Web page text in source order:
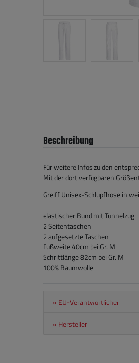
Beschreibung
Für weitere Infos zu den
Mit der dort verfügbaren
Greiff Unisex-Schlupfhose in
elastischer Bund mit Tunnelzug
2 Seitentaschen
2 aufgesetzte Taschen
Fußweite 40cm bei Gr. M
Schrittlänge 82cm bei Gr. M
100% Baumwolle
» EU-Verantwortlicher
» Hersteller